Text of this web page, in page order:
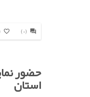
(0)
حضور
استان